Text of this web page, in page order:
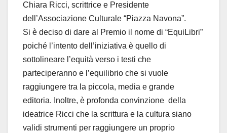
Chiara Ricci, scrittrice e Presidente
dell’Associazione Culturale “Piazza Navona”.
Si è deciso di dare al Premio il nome di “EquiLibri”
poiché l’intento dell’iniziativa è quello di
sottolineare l’equità verso i testi che
parteciperanno e l’equilibrio che si vuole
raggiungere tra la piccola, media e grande
editoria. Inoltre, è profonda convinzione della
ideatrice Ricci che la scrittura e la cultura siano
validi strumenti per raggiungere un proprio